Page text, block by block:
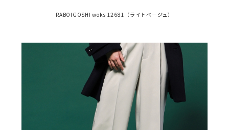
RABOIGOSHI woks 12681（ライトベージュ）